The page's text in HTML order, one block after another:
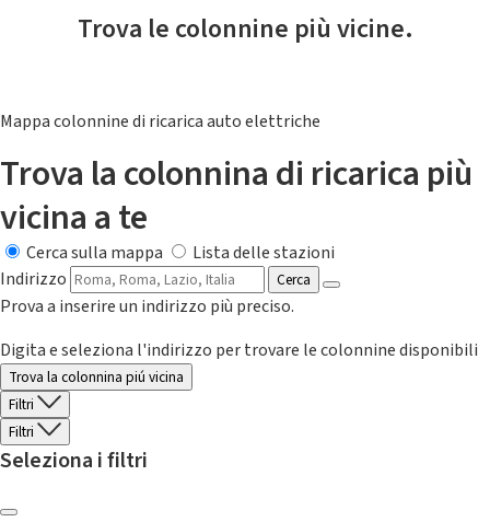
Trova le colonnine più vicine.
Mappa colonnine di ricarica auto elettriche
Trova la colonnina di ricarica più
vicina a te
Cerca sulla mappa
Lista delle stazioni
Indirizzo
Cerca
Prova a inserire un indirizzo più preciso.
Digita e seleziona l'indirizzo per trovare le colonnine disponibili
Trova la colonnina piú vicina
Filtri
Filtri
Seleziona i filtri